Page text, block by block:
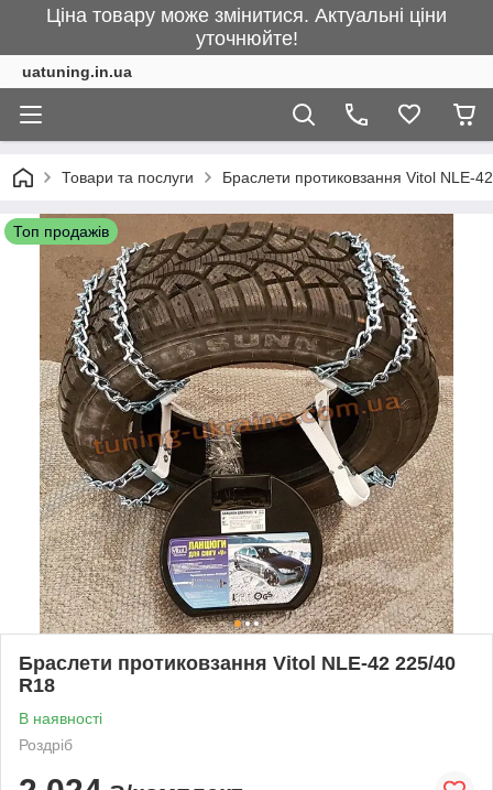
Ціна товару може змінитися. Актуальні ціни
уточнюйте!
uatuning.in.ua
Товари та послуги Браслети протиковзання Vitol NLE-
Топ продажів
Браслети протиковзання Vitol NLE-42 225/40
R18
В наявності
Роздріб